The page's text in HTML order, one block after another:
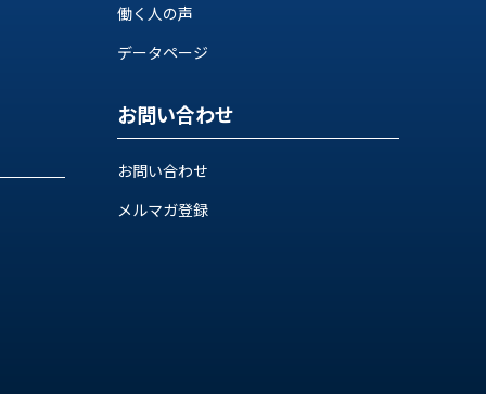
働く人の声
データページ
お問い合わせ
お問い合わせ
メルマガ登録